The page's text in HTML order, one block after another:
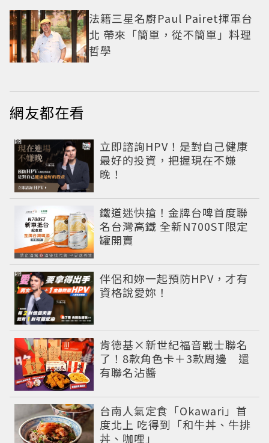
法籍三星名廚Paul Pairet揮軍台
北 帶來「簡單，從不簡單」料理
哲學
網友都在看
立即諮詢HPV！是對自己健康
最好的投資，把握現在不嫌
晚！
PR
鐵道迷快搶！金牌台啤首度聯
名台灣高鐵 全新N700ST限定
罐開賣
伴侶和妳一起預防HPV，才有
資格說愛妳！
PR
肯德基×新世紀福音戰士聯名
了！8款角色卡＋3款周邊 還
有聯名沾醬
台南人氣定食「Okawari」首
度北上 吃得到「和牛丼、牛排
丼、咖哩」